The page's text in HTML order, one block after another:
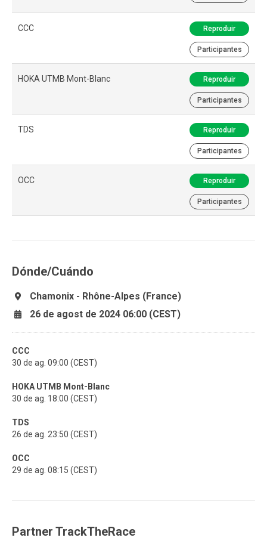
CCC Reproduir
Participantes
HOKA UTMB Mont-Blanc Reproduir
Participantes
TDS Reproduir
Participantes
OCC Reproduir
Participantes
Dónde/Cuándo
Chamonix - Rhône-Alpes (France)
26 de agost de 2024 06:00 (CEST)
CCC
30 de ag. 09:00 (CEST)
HOKA UTMB Mont-Blanc
30 de ag. 18:00 (CEST)
TDS
26 de ag. 23:50 (CEST)
OCC
29 de ag. 08:15 (CEST)
Partner TrackTheRace